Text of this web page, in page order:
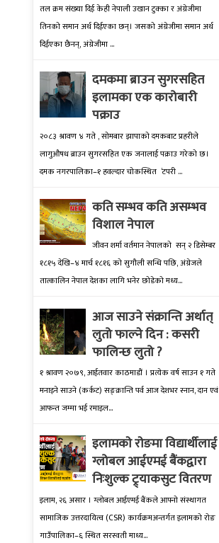
तल क्रम संख्‍या दिई केही नेपाली उखान टुक्‍का र अंग्रेजीमा
तिनको समान अर्थ दिईएका छन्। जसको अंग्रेजीमा समान अर्थ
दिईएका छैनन्, अंग्रेजीमा ...
दमकमा ब्राउन सुगरसहित
इलामका एक कारोबारी
पक्राउ
२०८३ श्रावण ४ गते , सोमबार झापाको दमकबाट प्रहरीले
लागुऔषध ब्राउन सुगरसहित एक जनालाई पक्राउ गरेको छ।
दमक नगरपालिका–१ हवल्दार चोकस्थित ‘टपरी ...
कति सम्भव कति असम्भव
विशाल नेपाल
जीवन शर्मा वर्तमान नेपालको सन् २ डिसेम्बर
१८१५ देखि–४ मार्च १८१६ को सुगौली सन्धि पछि, अंग्रेजले
तात्कालिन नेपाल देशका लागि भनेर छोडेको मध्य...
आज साउने संक्रान्ति अर्थात्
लुतो फाल्ने दिन : कसरी
फालिन्छ लुतो ?
१ श्रावण २०७९, आईतवार काठमाडौं । प्रत्येक वर्ष साउन १ गते
मनाइने साउने (कर्कट) सङ्क्रान्ति पर्व आज देशभर स्नान, दान एवं
आफन्त जम्मा भई रमाइल...
इलामकाे राेङमा विद्यार्थीलाई
ग्लोबल आईएमई बैंकद्वारा
निःशुल्क ट्र्याकसुट वितरण
इलाम, २६ असार । ग्लोबल आईएमई बैंकले आफ्नो संस्थागत
सामाजिक उत्तरदायित्व (CSR) कार्यक्रमअन्तर्गत इलामको रोङ
गाउँपालिका–६ स्थित सरस्वती माध्य...